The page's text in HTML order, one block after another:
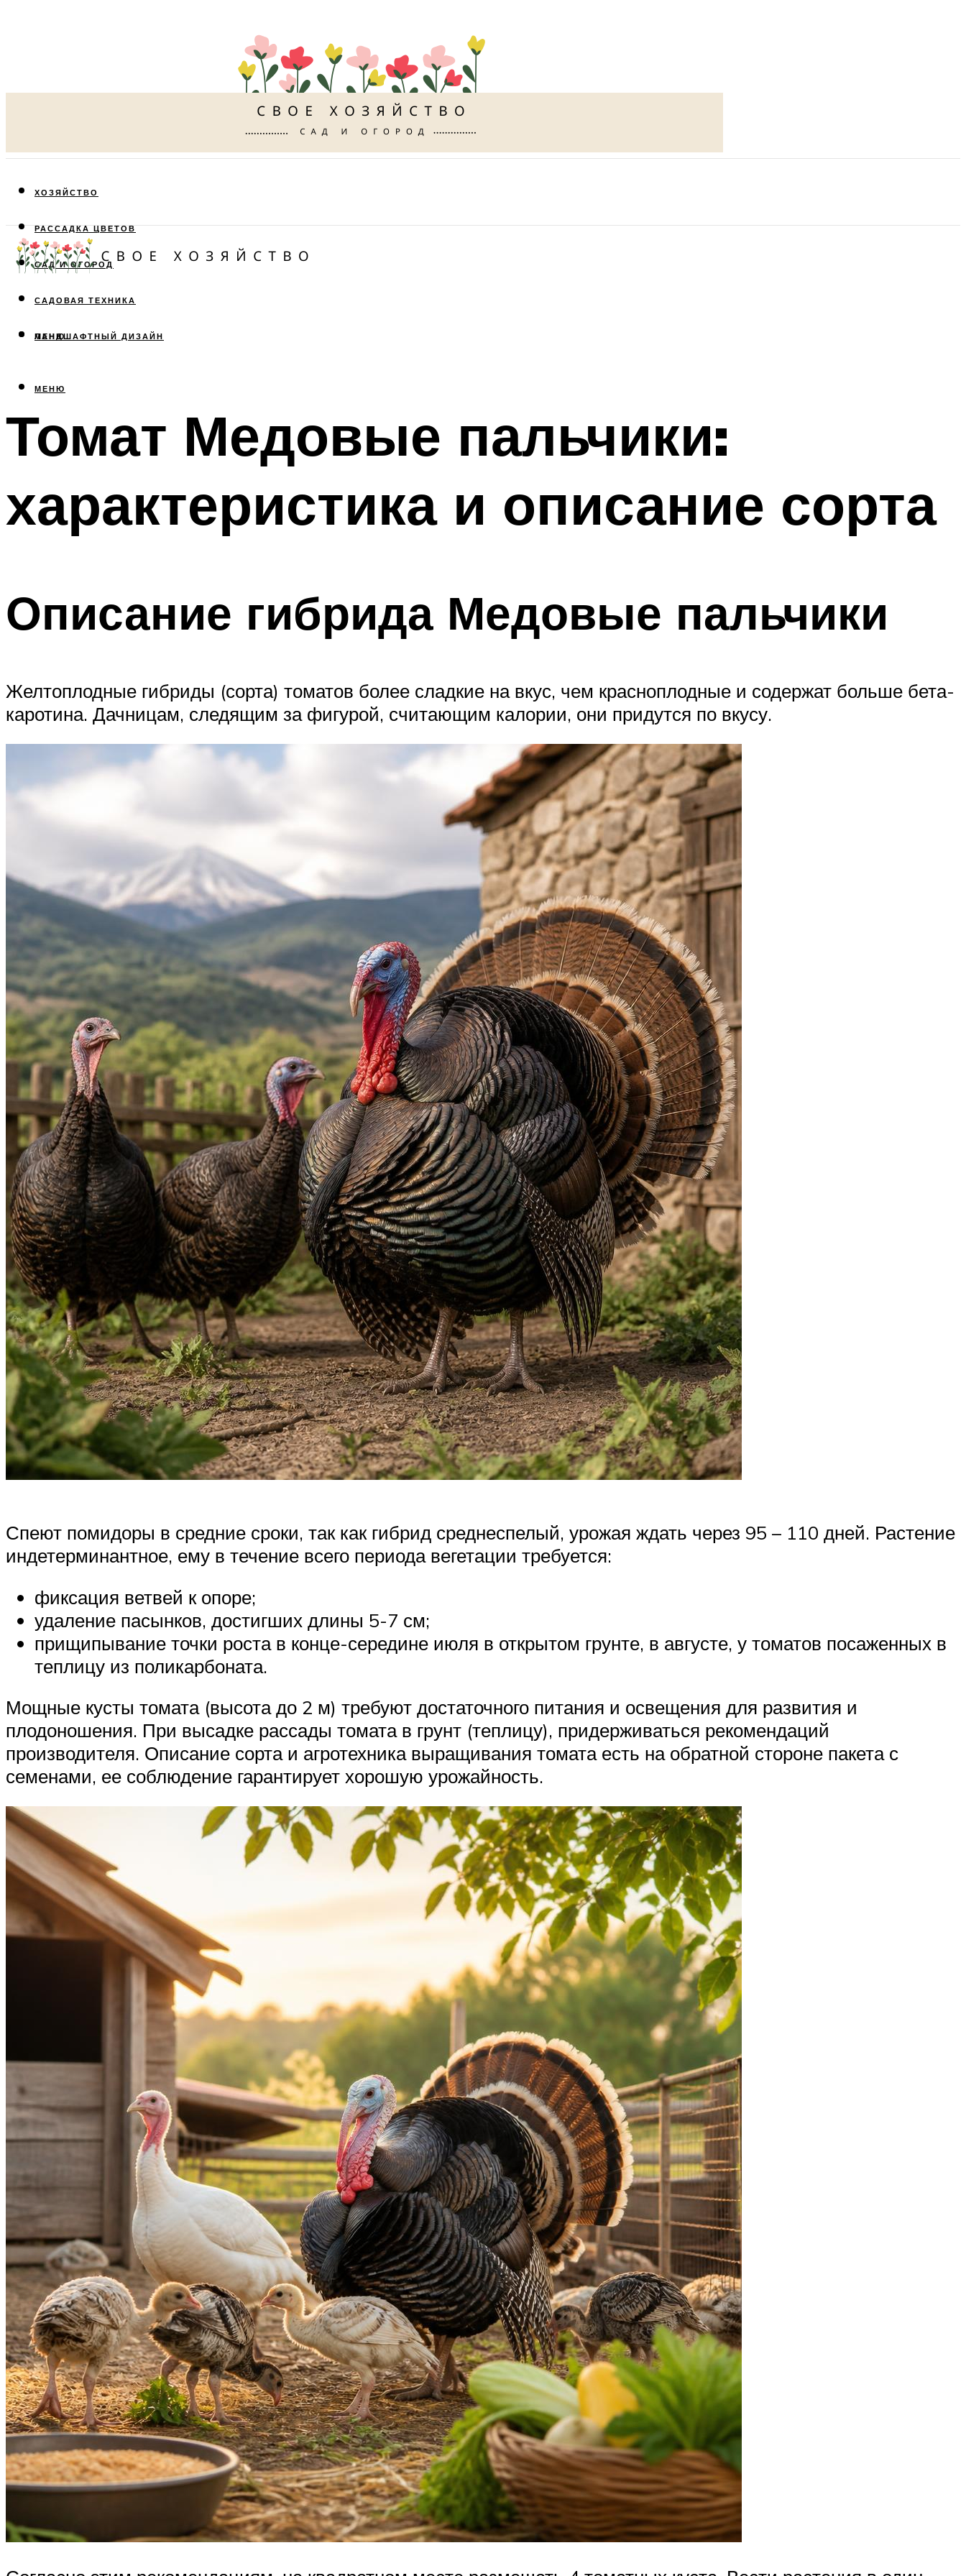
ХОЗЯЙСТВО
РАССАДКА ЦВЕТОВ
САД И ОГОРОД
САДОВАЯ ТЕХНИКА
ЛАНДШАФТНЫЙ ДИЗАЙН
МЕНЮ
МЕНЮ
Томат Медовые пальчики:
характеристика и описание сорта
Описание гибрида Медовые пальчики
Желтоплодные гибриды (сорта) томатов более сладкие на вкус, чем красноплодные и содержат больше бета-
каротина. Дачницам, следящим за фигурой, считающим калории, они придутся по вкусу.
Спеют помидоры в средние сроки, так как гибрид среднеспелый, урожая ждать через 95 – 110 дней. Растение
индетерминантное, ему в течение всего периода вегетации требуется:
фиксация ветвей к опоре;
удаление пасынков, достигших длины 5-7 см;
прищипывание точки роста в конце-середине июля в открытом грунте, в августе, у томатов посаженных в
теплицу из поликарбоната.
Мощные кусты томата (высота до 2 м) требуют достаточного питания и освещения для развития и
плодоношения. При высадке рассады томата в грунт (теплицу), придерживаться рекомендаций
производителя. Описание сорта и агротехника выращивания томата есть на обратной стороне пакета с
семенами, ее соблюдение гарантирует хорошую урожайность.